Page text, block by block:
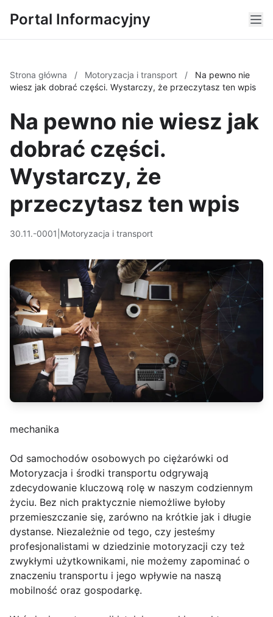
Portal Informacyjny
Strona główna / Motoryzacja i transport /
Na pewno nie
wiesz jak dobrać części. Wystarczy, że przeczytasz ten wpis
Na pewno nie wiesz jak
dobrać części.
Wystarczy, że
przeczytasz ten wpis
30.11.-0001 Motoryzacja i transport
mechanika
Od samochodów osobowych po ciężarówki od
Motoryzacja i środki transportu odgrywają
zdecydowanie kluczową rolę w naszym codziennym
życiu. Bez nich praktycznie niemożliwe byłoby
przemieszczanie się, zarówno na krótkie jak i długie
dystanse. Niezależnie od tego, czy jesteśmy
profesjonalistami w dziedzinie motoryzacji czy też
zwykłymi użytkownikami, nie możemy zapominać o
znaczeniu transportu i jego wpływie na naszą
mobilność oraz gospodarkę.